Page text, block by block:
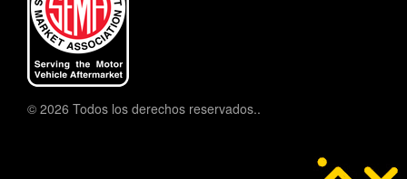
© 2026 Todos los derechos reservados..